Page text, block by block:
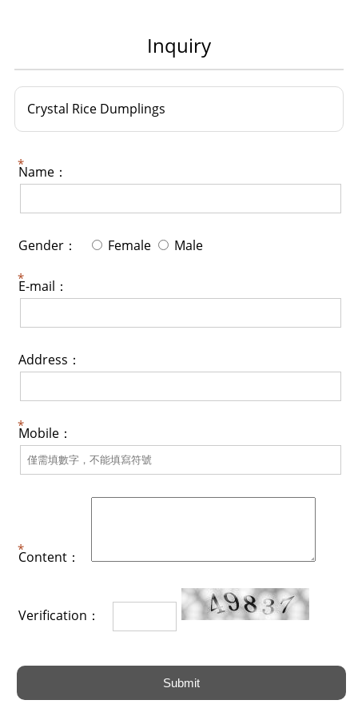
Inquiry
Crystal Rice Dumplings
Name：
Gender： Female Male
E-mail：
Address：
Mobile：
Content：
Verification：